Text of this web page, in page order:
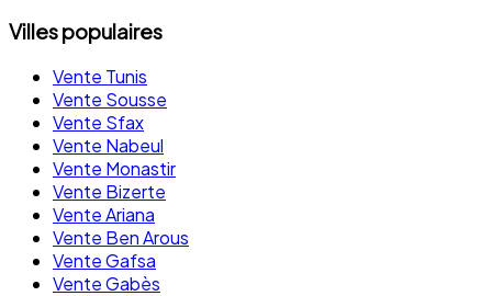
Villes populaires
Vente Tunis
Vente Sousse
Vente Sfax
Vente Nabeul
Vente Monastir
Vente Bizerte
Vente Ariana
Vente Ben Arous
Vente Gafsa
Vente Gabès